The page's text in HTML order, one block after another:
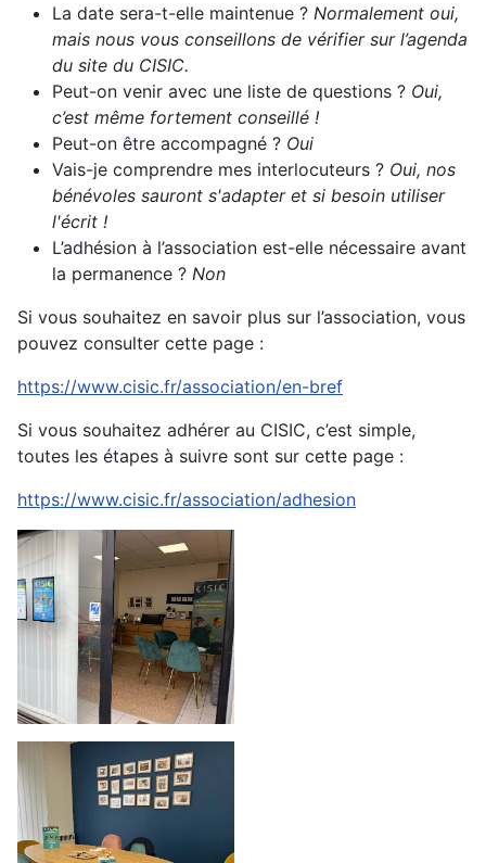
La date sera-t-elle maintenue ? Normalement oui,
mais nous vous conseillons de vérifier sur l’agenda
du site du CISIC.
Peut-on venir avec une liste de questions ? Oui,
c’est même fortement conseillé !
Peut-on être accompagné ? Oui
Vais-je comprendre mes interlocuteurs ? Oui, nos
bénévoles sauront s'adapter et si besoin utiliser
l'écrit !
L’adhésion à l’association est-elle nécessaire avant
la permanence ? Non
Si vous souhaitez en savoir plus sur l’association, vous
pouvez consulter cette page :
https://www.cisic.fr/association/en-bref
Si vous souhaitez adhérer au CISIC, c’est simple,
toutes les étapes à suivre sont sur cette page :
https://www.cisic.fr/association/adhesion